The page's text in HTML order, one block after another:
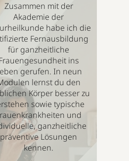
Zusammen mit der
Akademie der
habe ich die
Fernausbildung
für ganzheitliche
ins
gerufen. In neun
lernst du den
Körper besser zu
sowie typische
und
ganzheitliche
präventive Lösungen
kennen.